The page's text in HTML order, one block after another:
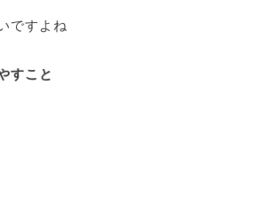
ですよね
すこと